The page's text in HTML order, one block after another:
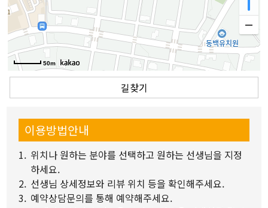
50m
길찾기
이용방법안내
1. 위치나 원하는 분야를 선택하고 원하는 선생님을 지정
하세요.
2. 선생님 상세정보와 리뷰 위치 등을 확인해주세요.
3. 예약상담문의를 통해 예약해주세요.